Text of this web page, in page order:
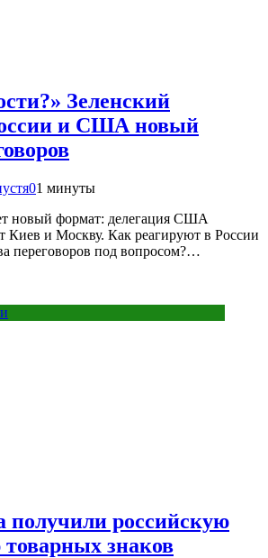
Зеленский
и США новый
01 минуты
новый формат: делегация США
Киев и Москву. Как реагируют в России
переговоров под вопросом?…
получили российскую
знаков